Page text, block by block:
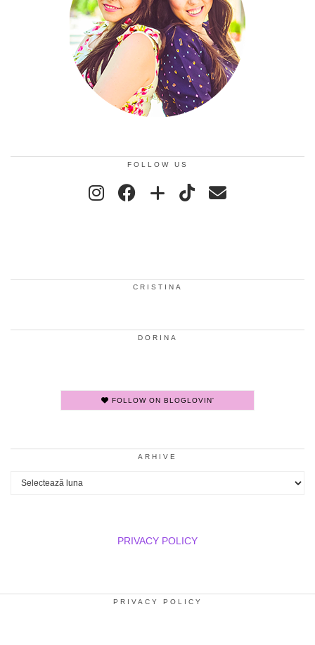
FOLLOW US
CRISTINA
DORINA
FOLLOW ON BLOGLOVIN'
ARHIVE
Arhive
PRIVACY POLICY
PRIVACY POLICY